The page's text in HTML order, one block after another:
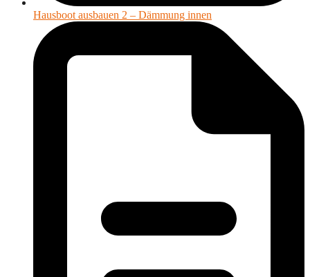
Hausboot ausbauen 2 – Dämmung innen